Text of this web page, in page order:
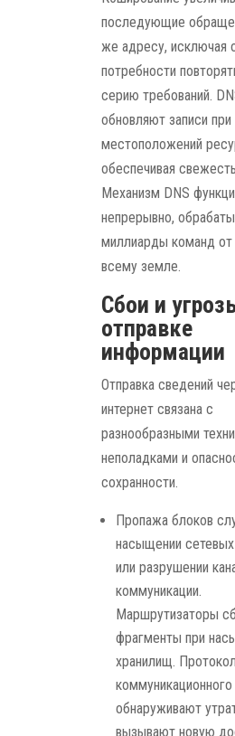
последующие
же адресу, исключая
потребности
серию требований.
обновляют записи при
местоположений
обеспечивая
Механизм DNS
непрерывно,
миллиарды команд
всему земле.
Сбои и
отправке
информации
Отправка сведений
интернет связана с
разнообразными
неполадками и
сохранности.
Пропажа блоков
насыщении
или разрушении
коммуникации.
Маршрутизаторы
фрагменты при
хранилищ.
коммуникационного
обнаруживают
вызывают новую